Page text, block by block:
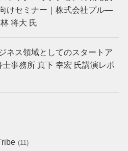
けセミナー｜株式会社プル―
将大 氏
ネス領域としてのスタートア
事務所 真下 幸宏 氏講演レポ
(11)